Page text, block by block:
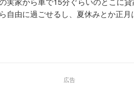
自由に過ごせるし、夏休みとか正
広告